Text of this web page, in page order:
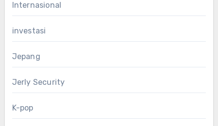
Internasional
investasi
Jepang
Jerly Security
K-pop